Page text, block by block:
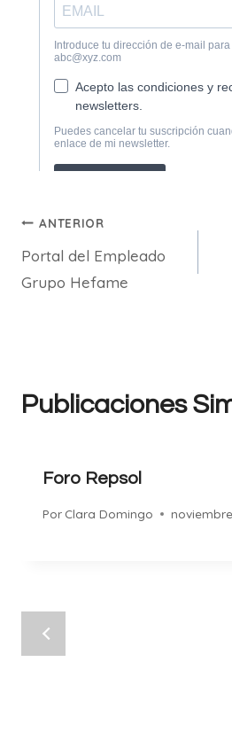
Navegación
de
ANTERIOR
Portal del Empleado
Grupo Hefame
Publicaciones
Foro Repsol
Por Clara Domingo